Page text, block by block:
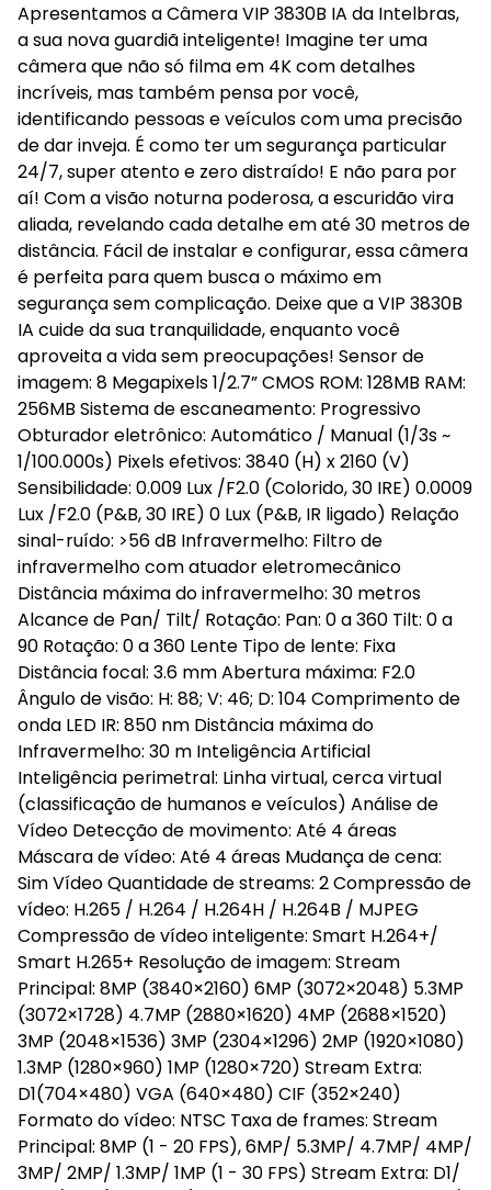
Apresentamos a Câmera VIP 3830B IA da Intelbras,
a sua nova guardiã inteligente! Imagine ter uma
câmera que não só filma em 4K com detalhes
incríveis, mas também pensa por você,
identificando pessoas e veículos com uma precisão
de dar inveja. É como ter um segurança particular
24/7, super atento e zero distraído! E não para por
aí! Com a visão noturna poderosa, a escuridão vira
aliada, revelando cada detalhe em até 30 metros de
distância. Fácil de instalar e configurar, essa câmera
é perfeita para quem busca o máximo em
segurança sem complicação. Deixe que a VIP 3830B
IA cuide da sua tranquilidade, enquanto você
aproveita a vida sem preocupações! Sensor de
imagem: 8 Megapixels 1/2.7” CMOS ROM: 128MB RAM:
256MB Sistema de escaneamento: Progressivo
Obturador eletrônico: Automático / Manual (1/3s ~
1/100.000s) Pixels efetivos: 3840 (H) x 2160 (V)
Sensibilidade: 0.009 Lux /F2.0 (Colorido, 30 IRE) 0.0009
Lux /F2.0 (P&B, 30 IRE) 0 Lux (P&B, IR ligado) Relação
sinal-ruído: >56 dB Infravermelho: Filtro de
infravermelho com atuador eletromecânico
Distância máxima do infravermelho: 30 metros
Alcance de Pan/ Tilt/ Rotação: Pan: 0 a 360 Tilt: 0 a
90 Rotação: 0 a 360 Lente Tipo de lente: Fixa
Distância focal: 3.6 mm Abertura máxima: F2.0
Ângulo de visão: H: 88; V: 46; D: 104 Comprimento de
onda LED IR: 850 nm Distância máxima do
Infravermelho: 30 m Inteligência Artificial
Inteligência perimetral: Linha virtual, cerca virtual
(classificação de humanos e veículos) Análise de
Vídeo Detecção de movimento: Até 4 áreas
Máscara de vídeo: Até 4 áreas Mudança de cena:
Sim Vídeo Quantidade de streams: 2 Compressão de
vídeo: H.265 / H.264 / H.264H / H.264B / MJPEG
Compressão de vídeo inteligente: Smart H.264+/
Smart H.265+ Resolução de imagem: Stream
Principal: 8MP (3840×2160) 6MP (3072×2048) 5.3MP
(3072×1728) 4.7MP (2880×1620) 4MP (2688×1520)
3MP (2048×1536) 3MP (2304×1296) 2MP (1920×1080)
1.3MP (1280×960) 1MP (1280×720) Stream Extra:
D1(704×480) VGA (640×480) CIF (352×240)
Formato do vídeo: NTSC Taxa de frames: Stream
Principal: 8MP (1 - 20 FPS), 6MP/ 5.3MP/ 4.7MP/ 4MP/
3MP/ 2MP/ 1.3MP/ 1MP (1 - 30 FPS) Stream Extra: D1/